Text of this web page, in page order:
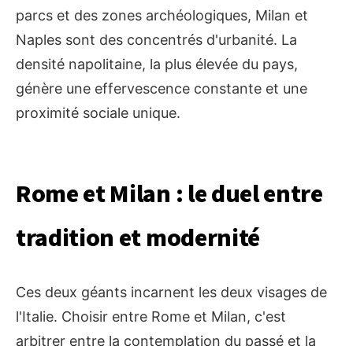
parcs et des zones archéologiques, Milan et
Naples sont des concentrés d'urbanité. La
densité napolitaine, la plus élevée du pays,
génère une effervescence constante et une
proximité sociale unique.
Rome et Milan : le duel entre
tradition et modernité
Ces deux géants incarnent les deux visages de
l'Italie. Choisir entre Rome et Milan, c'est
arbitrer entre la contemplation du passé et la